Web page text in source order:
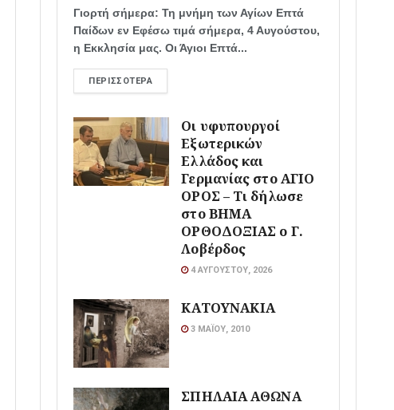
Γιορτή σήμερα: Τη μνήμη των Αγίων Επτά
Παίδων εν Εφέσω τιμά σήμερα, 4 Αυγούστου,
η Εκκλησία μας. Οι Άγιοι Επτά...
ΠΕΡΙΣΣΌΤΕΡΑ
Οι υφυπουργοί
Εξωτερικών
Ελλάδος και
Γερμανίας στο ΑΓΙΟ
ΟΡΟΣ – Τι δήλωσε
στο ΒΗΜΑ
ΟΡΘΟΔΟΞΙΑΣ ο Γ.
Λοβέρδος
4 ΑΥΓΟΎΣΤΟΥ, 2026
ΚΑΤΟΥΝΑΚΙΑ
3 ΜΑΪ́ΟΥ, 2010
ΣΠΗΛΑΙΑ ΑΘΩΝΑ